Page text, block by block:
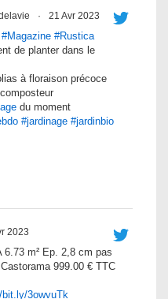
· 21 Avr 2023
#Magazine #Rustica
de planter dans le
à floraison précoce
du moment
#jardinage #jardinbio
2023
m² Ep. 2,8 cm pas
999.00 € TTC
bit.ly/3owvuTk